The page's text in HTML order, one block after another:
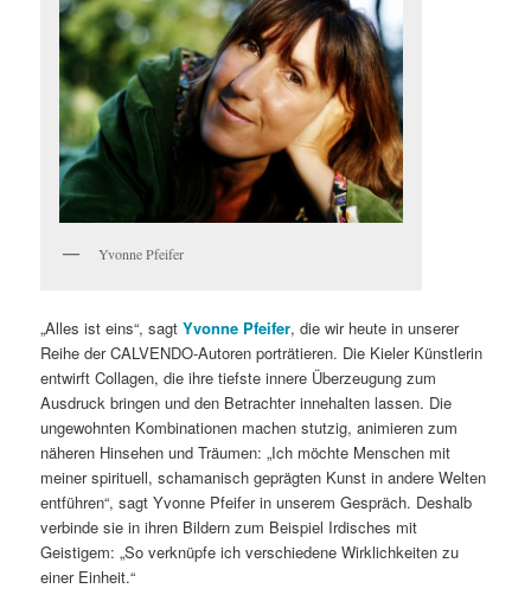
Yvonne Pfeifer
„Alles ist eins“, sagtYvonne Pfeifer, die wir heute in unserer
Reihe der CALVENDO-Autoren porträtieren. Die Kieler Künstlerin
entwirft Collagen, die ihre tiefste innere Überzeugung zum
Ausdruck bringen und den Betrachter innehalten lassen. Die
ungewohnten Kombinationen machen stutzig, animieren zum
näheren Hinsehen und Träumen: „Ich möchte Menschen mit
meiner spirituell, schamanisch geprägten Kunst in andere Welten
entführen“, sagt Yvonne Pfeifer in unserem Gespräch. Deshalb
verbinde sie in ihren Bildern zum Beispiel Irdisches mit
Geistigem: „So verknüpfe ich verschiedene Wirklichkeiten zu
einer Einheit.“